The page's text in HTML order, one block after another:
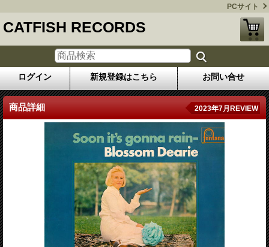
PCサイト
CATFISH RECORDS
ログイン 新規登録はこちら お問い合せ
商品詳細 2023年7月REVIEW